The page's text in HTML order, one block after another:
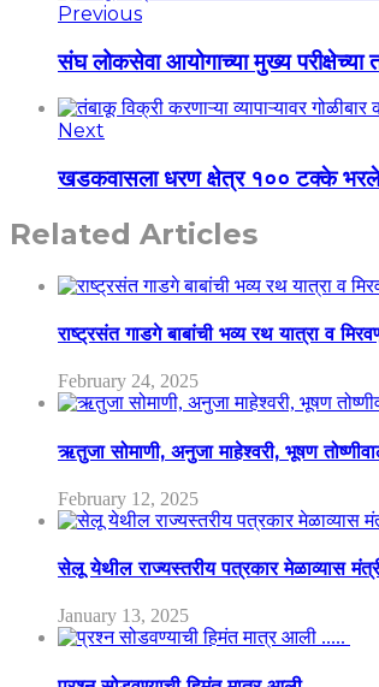
Previous
संघ लोकसेवा आयोगाच्या मुख्य परीक्षेच्या
Next
खडकवासला धरण क्षेत्र १०० टक्के भरले
Related Articles
राष्ट्रसंत गाडगे बाबांची भव्य रथ यात्रा व
February 24, 2025
ऋतुजा सोमाणी, अनुजा माहेश्वरी, भूषण
February 12, 2025
सेलू येथील राज्यस्तरीय पत्रकार मेळाव्यास
January 13, 2025